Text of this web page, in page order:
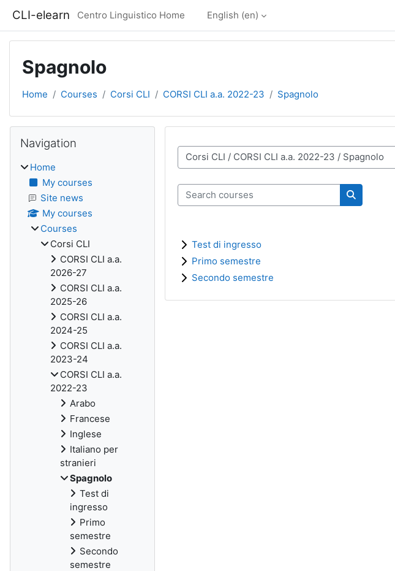
CLI-elearn Centro Linguistico Home English ‎(en)‎
Spagnolo
Home Courses Corsi CLI CORSI CLI a.a. 2022-23 Spagnolo
Course categories
Search courses
Search
Test di ingresso
Primo semestre
Secondo semestre
Blocks
Navigation
Home
My courses
Site news
My courses
Courses
Corsi CLI
CORSI CLI a.a.
2026-27
CORSI CLI a.a.
2025-26
CORSI CLI a.a.
2024-25
CORSI CLI a.a.
2023-24
CORSI CLI a.a.
2022-23
Arabo
Francese
Inglese
Italiano per
stranieri
Spagnolo
Test di
ingresso
Primo
semestre
Secondo
semestre